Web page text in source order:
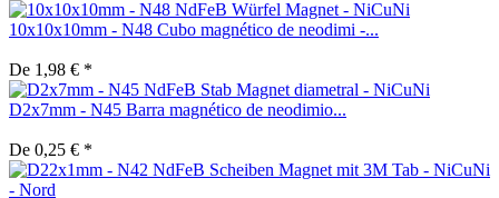
10x10x10mm - N48 Cubo magnético de neodimi -...
De 1,98 € *
D2x7mm - N45 Barra magnético de neodimio...
De 0,25 € *